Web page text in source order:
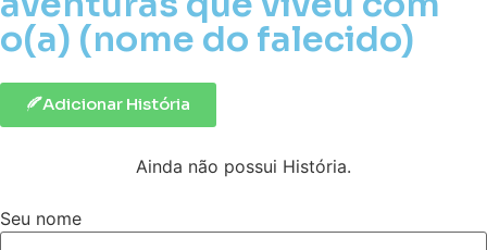
o(a) (nome do falecido)
Adicionar História
Ainda não possui História.
Seu nome